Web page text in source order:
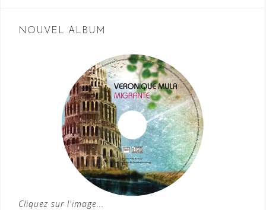
NOUVEL ALBUM
Cliquez sur l'image...